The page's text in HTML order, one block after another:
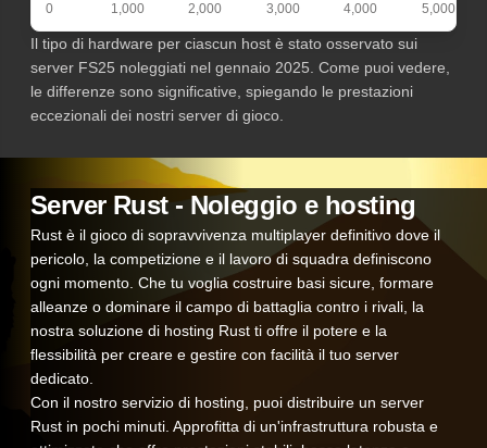
0 1,000 2,000 3,000 4,000 5,000
Il tipo di hardware per ciascun host è stato osservato sui
server FS25 noleggiati nel gennaio 2025. Come puoi vedere,
le differenze sono significative, spiegando le prestazioni
eccezionali dei nostri server di gioco.
Server Rust - Noleggio e hosting
Rust è il gioco di sopravvivenza multiplayer definitivo dove il
pericolo, la competizione e il lavoro di squadra definiscono
ogni momento. Che tu voglia costruire basi sicure, formare
alleanze o dominare il campo di battaglia contro i rivali, la
nostra soluzione di hosting Rust ti offre il potere e la
flessibilità per creare e gestire con facilità il tuo server
dedicato.
Con il nostro servizio di hosting, puoi distribuire un server
Rust in pochi minuti. Approfitta di un'infrastruttura robusta e